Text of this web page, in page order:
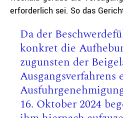
erforderlich sei. So das
Da der
konkret die
zugunsten der
Ausgangsverfahrens
16. Oktober 2024